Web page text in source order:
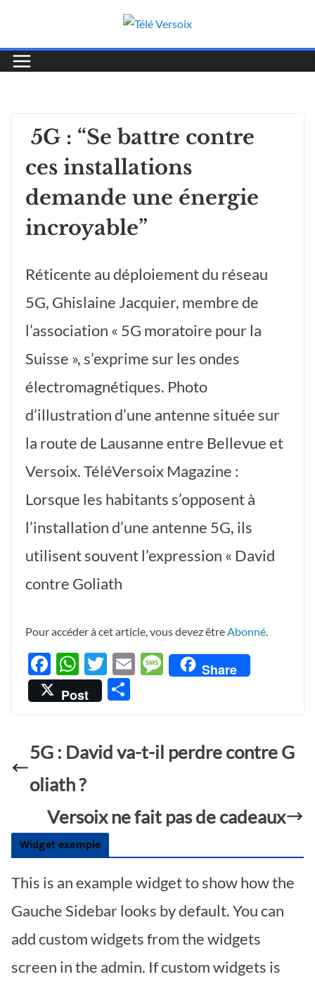
5G : “Se battre contre
ces installations
demande une énergie
incroyable”
Réticente au déploiement du réseau
5G, Ghislaine Jacquier, membre de
l’association « 5G moratoire pour la
Suisse », s’exprime sur les ondes
électromagnétiques. Photo
d’illustration d’une antenne située sur
la route de Lausanne entre Bellevue et
Versoix. TéléVersoix Magazine :
Lorsque les habitants s’opposent à
l’installation d’une antenne 5G, ils
utilisent souvent l’expression « David
contre Goliath
Pour accéder à cet article, vous devez être Abonné
F
ac
e
o
o
k
W
h
at
A
p
p
T
w
itt
E
M
es
e
Share
Post
g
5G : David va-t-il perdre contre G
oliath ?
Versoix ne fait pas de cadeaux
Widget exemple
This is an example widget to show how the
Gauche Sidebar looks by default. You can
add custom widgets from the widgets
screen in the admin. If custom widgets is